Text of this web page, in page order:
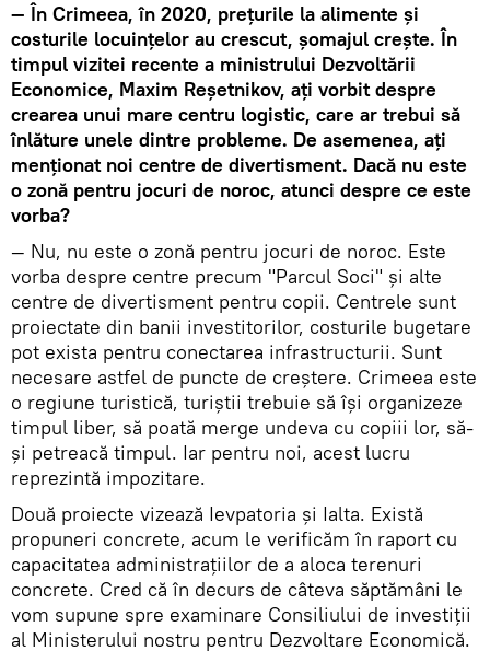
— În Crimeea, în 2020, prețurile la alimente și
costurile locuințelor au crescut, șomajul crește. În
timpul vizitei recente a ministrului Dezvoltării
Economice, Maxim Reșetnikov, ați vorbit despre
crearea unui mare centru logistic, care ar trebui să
înlăture unele dintre probleme. De asemenea, ați
menționat noi centre de divertisment. Dacă nu este
o zonă pentru jocuri de noroc, atunci despre ce este
vorba?
— Nu, nu este o zonă pentru jocuri de noroc. Este
vorba despre centre precum "Parcul Soci" și alte
centre de divertisment pentru copii. Centrele sunt
proiectate din banii investitorilor, costurile bugetare
pot exista pentru conectarea infrastructurii. Sunt
necesare astfel de puncte de creștere. Crimeea este
o regiune turistică, turiștii trebuie să își organizeze
timpul liber, să poată merge undeva cu copiii lor, să-
și petreacă timpul. Iar pentru noi, acest lucru
reprezintă impozitare.
Două proiecte vizează Ievpatoria și Ialta. Există
propuneri concrete, acum le verificăm în raport cu
capacitatea administrațiilor de a aloca terenuri
concrete. Cred că în decurs de câteva săptămâni le
vom supune spre examinare Consiliului de investiții
al Ministerului nostru pentru Dezvoltare Economică.